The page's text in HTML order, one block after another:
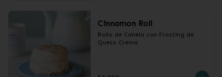
Cinnamon Roll
Rollo de Canela con Frosting de
Queso Crema